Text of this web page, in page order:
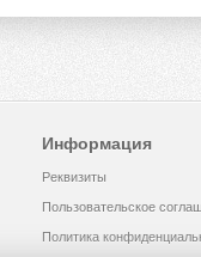
Информация
Реквизиты
Пользовательское
Политика